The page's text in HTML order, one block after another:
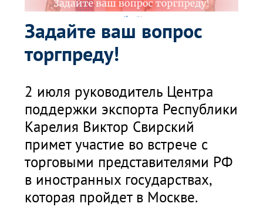
Задайте ваш вопрос
торгпреду!
2 июля руководитель Центра
поддержки экспорта Республики
Карелия Виктор Свирский
примет участие во встрече с
торговыми представителями РФ
в иностранных государствах,
которая пройдет в Москве.